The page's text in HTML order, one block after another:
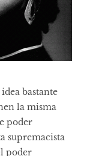
bastante
la misma
poder
supremacista
poder